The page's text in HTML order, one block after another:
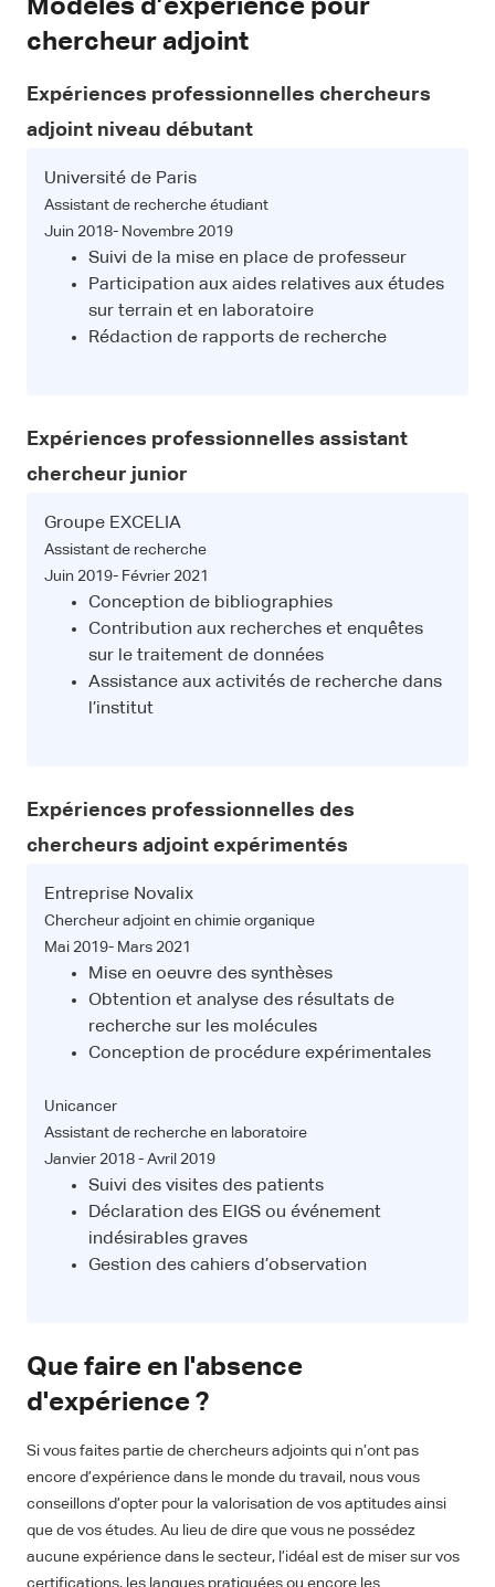
Modèles d’expérience pour
chercheur adjoint
Expériences professionnelles chercheurs
adjoint niveau débutant
Université de Paris
Assistant de recherche étudiant
Juin 2018- Novembre 2019
Suivi de la mise en place de professeur
Participation aux aides relatives aux études
sur terrain et en laboratoire
Rédaction de rapports de recherche
Expériences professionnelles assistant
chercheur junior
Groupe EXCELIA
Assistant de recherche
Juin 2019- Février 2021
Conception de bibliographies
Contribution aux recherches et enquêtes
sur le traitement de données
Assistance aux activités de recherche dans
l’institut
Expériences professionnelles des
chercheurs adjoint expérimentés
Entreprise Novalix
Chercheur adjoint en chimie organique
Mai 2019- Mars 2021
Mise en oeuvre des synthèses
Obtention et analyse des résultats de
recherche sur les molécules
Conception de procédure expérimentales
Unicancer
Assistant de recherche en laboratoire
Janvier 2018 - Avril 2019
Suivi des visites des patients
Déclaration des EIGS ou événement
indésirables graves
Gestion des cahiers d’observation
Que faire en l'absence
d'expérience ?
Si vous faites partie de chercheurs adjoints qui n’ont pas
encore d’expérience dans le monde du travail, nous vous
conseillons d’opter pour la valorisation de vos aptitudes ainsi
que de vos études. Au lieu de dire que vous ne possédez
aucune expérience dans le secteur, l’idéal est de miser sur vos